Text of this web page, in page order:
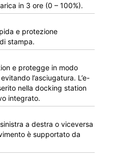
in 3 ore (0 – 100%).
e protezione
stampa.
e protegge in modo
l’asciugatura. L’e-
nella docking station
integrato.
a destra o viceversa
è supportato da